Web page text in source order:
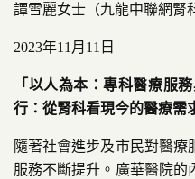
譚雪麗女士（九龍中聯網腎
2023年11月11日
「以人為本：專科醫療服
行：從腎科看現今的醫療需
隨著社會進步及市民對醫療
服務不斷提升。廣華醫院的